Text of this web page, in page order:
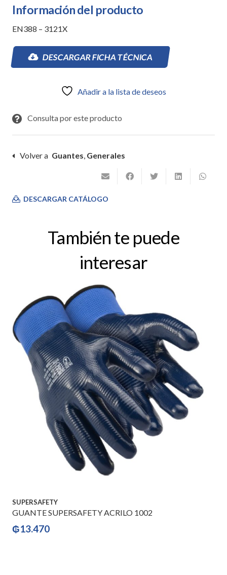
PALMA
NITRILO
1006
Información del producto
EN388 – 3121X
DESCARGAR FICHA TÉCNICA
Añadir a la lista de deseos
Consulta por este producto
Volver a Guantes, Generales
DESCARGAR CATÁLOGO
También te puede
interesar
SUPERSAFETY
GUANTE SUPERSAFETY ACRILO 1002
₲13.470